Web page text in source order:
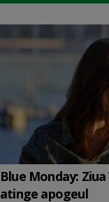
Blue Monday:
atinge apogeul